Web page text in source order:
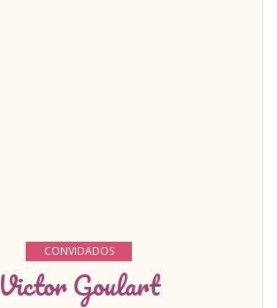
CONVIDADOS
Victor Goulart